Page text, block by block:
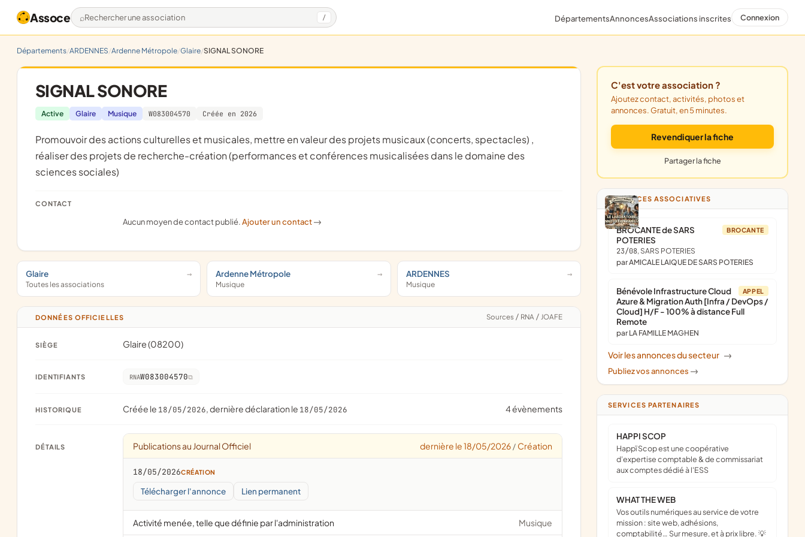
Assoce Rechercher une association / DépartementsAnnoncesAssociations inscrites Connexion
Départements ARDENNES Ardenne Métropole Glaire SIGNAL SONORE
SIGNAL SONORE
Active Glaire Musique W083004570 Créée en 2026
promouvoir des actions culturelles et musicales, mettre en valeur des projets musicaux (concerts, spectacles) ,
réaliser des projets de recherche-création (performances et conférences musicalisées dans le domaine des
sciences sociales)
CONTACT
Aucun moyen de contact publié.Ajouter un contact ->
Glaire
Toutes les associations
Ardenne Métropole
Musique
ARDENNES
Musique
DONNÉES OFFICIELLES Sources / RNA / JOAFE
SIÈGE Glaire (08200)
IDENTIFIANTS RNAW083004570
HISTORIQUE Créée le 18/05/2026, dernière déclaration le 18/05/2026 4 évènements
DÉTAILS Publications au Journal Officiel dernière le 18/05/2026 / Création
18/05/2026CRÉATION
Télécharger l'annonce Lien permanent
Activité menée, telle que définie par l'administration Musique
C'est votre association ?
Ajoutez contact, activités, photos et
annonces. Gratuit, en 5 minutes.
Revendiquer la fiche
Partager la fiche
ANNONCES ASSOCIATIVES
BROCANTE
BROCANTE de SARS
POTERIES
23/08, SARS POTERIES
par AMICALE LAIQUE DE SARS POTERIES
APPEL
Bénévole Infrastructure Cloud
Azure & Migration Auth [Infra / DevOps /
Cloud] H/F - 100% à distance Full
Remote
par LA FAMILLE MAGHEN
Voir les annonces du secteur ->
Publiez vos annonces ->
SERVICES PARTENAIRES
HAPPI SCOP
Happï Scop est une coopérative
d’expertise comptable & de commissariat
aux comptes dédié à l'ESS
WHAT THE WEB
Vos outils numériques au service de votre
mission : site web, adhésions,
comptabilité… Sur mesure, et à prix libre. 💡